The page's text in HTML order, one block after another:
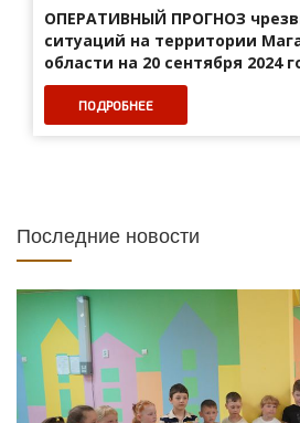
ОПЕРАТИВНЫЙ ПРОГНОЗ
ситуаций на территории
области на 20 сентября 2024
ПОДРОБНЕЕ
Последние новости